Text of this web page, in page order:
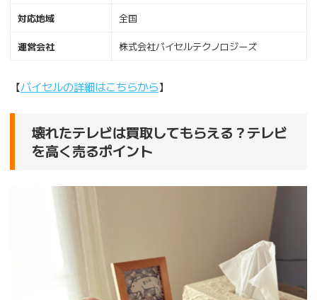
対応地域 全国
運営会社 株式会社バイセルテクノロジーズ
【バイセルの詳細はこちらから】
壊れたテレビは買取してもらえる？テレビ
を高く売るポイント